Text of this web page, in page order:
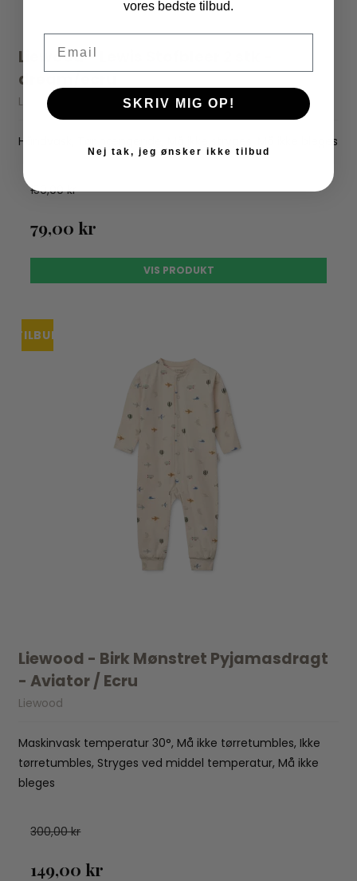
Liewood - Lewis Stofbleer 2 stk -
dream/ecru
Liewood
Håndvask, Tør hængende, Må ikke stryges, Må ikke bleges
150,00 kr
79,00 kr
VIS PRODUKT
TILBUD
Liewood - Birk Mønstret Pyjamasdragt
- Aviator / Ecru
Liewood
Maskinvask temperatur 30°, Må ikke tørretumbles, Ikke
tørretumbles, Stryges ved middel temperatur, Må ikke
bleges
300,00 kr
149,00 kr
vores bedste tilbud.
SKRIV MIG OP!
Nej tak, jeg ønsker ikke tilbud